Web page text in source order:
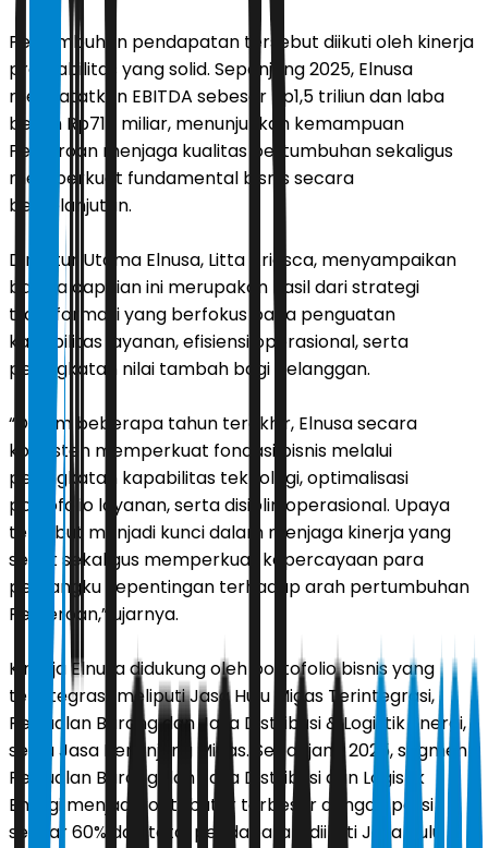
Pertumbuhan pendapatan tersebut diikuti oleh kinerja
profitabilitas yang solid. Sepanjang 2025, Elnusa
mencatatkan EBITDA sebesar Rp1,5 triliun dan laba
bersih Rp718 miliar, menunjukkan kemampuan
Perseroan menjaga kualitas pertumbuhan sekaligus
memperkuat fundamental bisnis secara
berkelanjutan.
Direktur Utama Elnusa, Litta Ariesca, menyampaikan
bahwa capaian ini merupakan hasil dari strategi
transformasi yang berfokus pada penguatan
kapabilitas layanan, efisiensi operasional, serta
peningkatan nilai tambah bagi pelanggan.
“Dalam beberapa tahun terakhir, Elnusa secara
konsisten memperkuat fondasi bisnis melalui
peningkatan kapabilitas teknologi, optimalisasi
portofolio layanan, serta disiplin operasional. Upaya
tersebut menjadi kunci dalam menjaga kinerja yang
sehat sekaligus memperkuat kepercayaan para
pemangku kepentingan terhadap arah pertumbuhan
Perseroan,” ujarnya.
Kinerja Elnusa didukung oleh portofolio bisnis yang
terintegrasi, meliputi Jasa Hulu Migas Terintegrasi,
Penjualan Barang dan Jasa Distribusi & Logistik Energi,
serta Jasa Penunjang Migas. Sepanjang 2025, segmen
Penjualan Barang dan Jasa Distribusi dan Logistik
Energi menjadi kontributor terbesar dengan porsi
sekitar 60% dari total pendapatan, diikuti Jasa Hulu